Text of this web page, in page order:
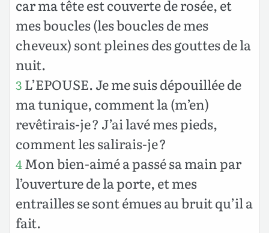
car ma tête est couverte de rosée, et
mes boucles (les boucles de mes
cheveux) sont pleines des gouttes de la
nuit.
3 L’EPOUSE. Je me suis dépouillée de
ma tunique, comment la (m’en)
revêtirais-je ? J’ai lavé mes pieds,
comment les salirais-je ?
4Mon bien-aimé a passé sa main par
l’ouverture de la porte, et mes
entrailles se sont émues au bruit qu’il a
fait.